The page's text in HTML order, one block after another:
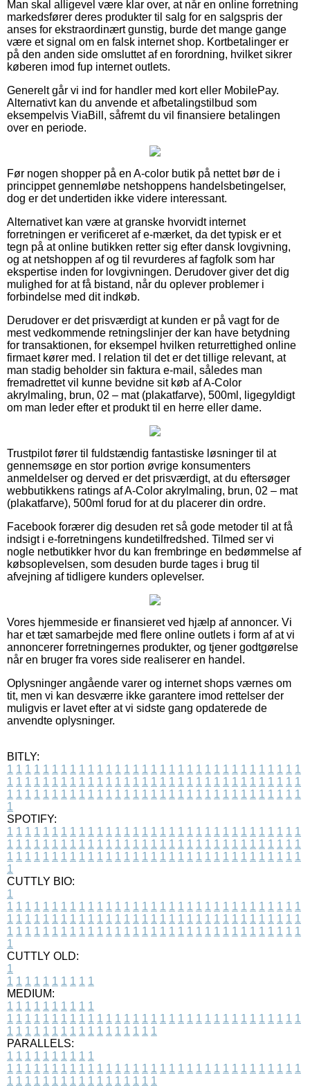
Man skal alligevel være klar over, at når en online forretning
markedsfører deres produkter til salg for en salgspris der
anses for ekstraordinært gunstig, burde det mange gange
være et signal om en falsk internet shop. Kortbetalinger er
på den anden side omsluttet af en forordning, hvilket sikrer
køberen imod fup internet outlets.
Generelt går vi ind for handler med kort eller MobilePay.
Alternativt kan du anvende et afbetalingstilbud som
eksempelvis ViaBill, såfremt du vil finansiere betalingen
over en periode.
Før nogen shopper på en A-color butik på nettet bør de i
princippet gennemløbe netshoppens handelsbetingelser,
dog er det undertiden ikke videre interessant.
Alternativet kan være at granske hvorvidt internet
forretningen er verificeret af e-mærket, da det typisk er et
tegn på at online butikken retter sig efter dansk lovgivning,
og at netshoppen af og til revurderes af fagfolk som har
ekspertise inden for lovgivningen. Derudover giver det dig
mulighed for at få bistand, når du oplever problemer i
forbindelse med dit indkøb.
Derudover er det prisværdigt at kunden er på vagt for de
mest vedkommende retningslinjer der kan have betydning
for transaktionen, for eksempel hvilken returrettighed online
firmaet kører med. I relation til det er det tillige relevant, at
man stadig beholder sin faktura e-mail, således man
fremadrettet vil kunne bevidne sit køb af A-Color
akrylmaling, brun, 02 – mat (plakatfarve), 500ml, ligegyldigt
om man leder efter et produkt til en herre eller dame.
Trustpilot fører til fuldstændig fantastiske løsninger til at
gennemsøge en stor portion øvrige konsumenters
anmeldelser og derved er det prisværdigt, at du eftersøger
webbutikkens ratings af A-Color akrylmaling, brun, 02 – mat
(plakatfarve), 500ml forud for at du placerer din ordre.
Facebook forærer dig desuden ret så gode metoder til at få
indsigt i e-forretningens kundetilfredshed. Tilmed ser vi
nogle netbutikker hvor du kan frembringe en bedømmelse af
købsoplevelsen, som desuden burde tages i brug til
afvejning af tidligere kunders oplevelser.
Vores hjemmeside er finansieret ved hjælp af annoncer. Vi
har et tæt samarbejde med flere online outlets i form af at vi
annoncerer forretningernes produkter, og tjener godtgørelse
når en bruger fra vores side realiserer en handel.
Oplysninger angående varer og internet shops værnes om
tit, men vi kan desværre ikke garantere imod rettelser der
muligvis er lavet efter at vi sidste gang opdaterede de
anvendte oplysninger.
BITLY:
1 1 1 1 1 1 1 1 1 1 1 1 1 1 1 1 1 1 1 1 1 1 1 1 1 1 1 1 1 1 1 1 1
1 1 1 1 1 1 1 1 1 1 1 1 1 1 1 1 1 1 1 1 1 1 1 1 1 1 1 1 1 1 1 1 1
1 1 1 1 1 1 1 1 1 1 1 1 1 1 1 1 1 1 1 1 1 1 1 1 1 1 1 1 1 1 1 1 1
1
SPOTIFY:
1 1 1 1 1 1 1 1 1 1 1 1 1 1 1 1 1 1 1 1 1 1 1 1 1 1 1 1 1 1 1 1 1
1 1 1 1 1 1 1 1 1 1 1 1 1 1 1 1 1 1 1 1 1 1 1 1 1 1 1 1 1 1 1 1 1
1 1 1 1 1 1 1 1 1 1 1 1 1 1 1 1 1 1 1 1 1 1 1 1 1 1 1 1 1 1 1 1 1
1
CUTTLY BIO:
1
1 1 1 1 1 1 1 1 1 1 1 1 1 1 1 1 1 1 1 1 1 1 1 1 1 1 1 1 1 1 1 1 1
1 1 1 1 1 1 1 1 1 1 1 1 1 1 1 1 1 1 1 1 1 1 1 1 1 1 1 1 1 1 1 1 1
1 1 1 1 1 1 1 1 1 1 1 1 1 1 1 1 1 1 1 1 1 1 1 1 1 1 1 1 1 1 1 1 1
1
CUTTLY OLD:
1
1 1 1 1 1 1 1 1 1 1
MEDIUM:
1 1 1 1 1 1 1 1 1 1
1 1 1 1 1 1 1 1 1 1 1 1 1 1 1 1 1 1 1 1 1 1 1 1 1 1 1 1 1 1 1 1 1
1 1 1 1 1 1 1 1 1 1 1 1 1 1 1 1 1
PARALLELS:
1 1 1 1 1 1 1 1 1 1
1 1 1 1 1 1 1 1 1 1 1 1 1 1 1 1 1 1 1 1 1 1 1 1 1 1 1 1 1 1 1 1 1
1 1 1 1 1 1 1 1 1 1 1 1 1 1 1 1 1